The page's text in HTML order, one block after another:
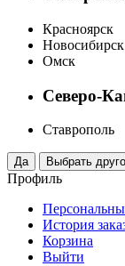
Красноярск
Новосибирск
Омск
Северо-
Ставрополь
Профиль
История
Корзина
Выйти